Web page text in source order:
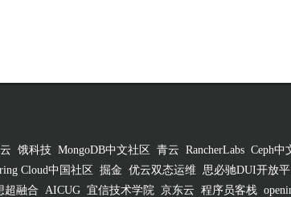
饿科技 MongoDB中文社区 青云 RancherLabs Ceph中
Cloud中国社区 掘金 优云双态运维 思必驰DUI开放
超融合 AICUG 宜信技术学院 京东云 程序员客栈